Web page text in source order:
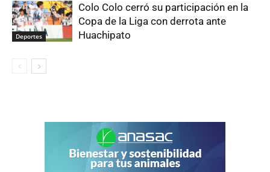
Deportes
Colo Colo cerró su participación en la
Copa de la Liga con derrota ante
Huachipato